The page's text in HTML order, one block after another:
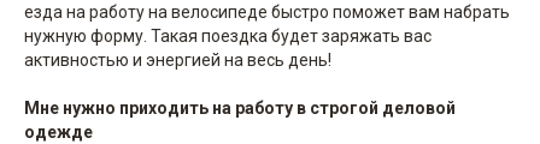
езда на работу на велосипеде быстро поможет вам набрать
нужную форму. Такая поездка будет заряжать вас
активностью и энергией на весь день!
Мне нужно приходить на работу в строгой деловой
одежде